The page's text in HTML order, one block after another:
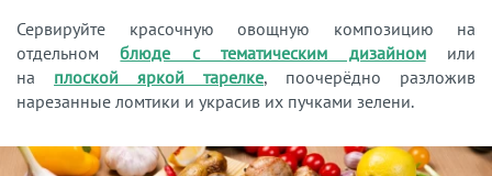
Сервируйте красочную овощную композицию на
отдельномблюде с тематическим дизайномили
на плоской яркой тарелке, поочерёдно разложив
нарезанные ломтики и украсив их пучками зелени.